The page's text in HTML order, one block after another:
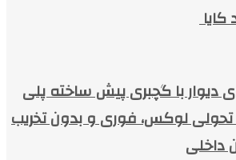
دیوار با گچبری پیش ساخته پلی
تحولی لوکس، فوری و بدون تخریب
داخلی